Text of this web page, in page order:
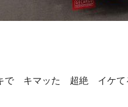
で キマッた 超絶 イケ